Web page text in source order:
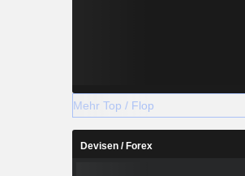
Mehr Top / Flop
Devisen / Forex